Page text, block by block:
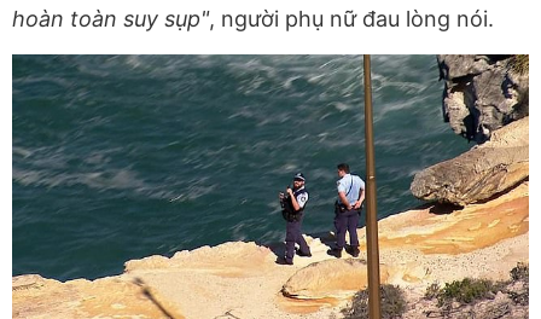
hoàn toàn suy sụp", người phụ nữ đau lòng nói.